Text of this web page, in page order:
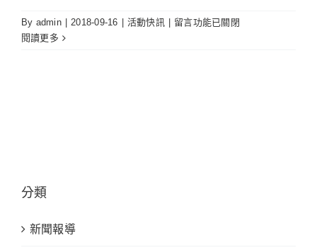
By admin 2018-09-16 活動快訊
在
留言功能已關閉
閱讀更多
分類
新聞報導